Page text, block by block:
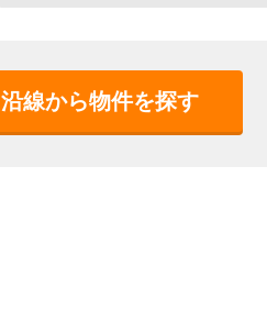
沿線から物件を探す